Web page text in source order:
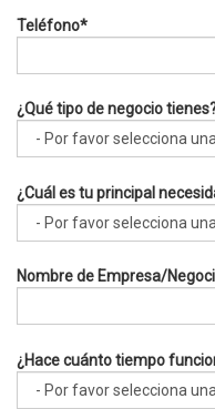
Teléfono*
¿Qué tipo de negocio
¿Cuál es tu principal
Nombre de Empresa/
¿Hace cuánto tiempo